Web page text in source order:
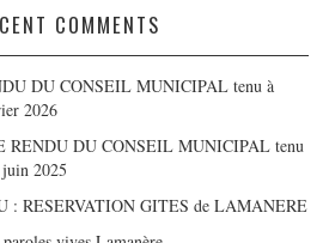
COMMENTS
DU CONSEIL MUNICIPAL tenu à
2026
RENDU DU CONSEIL MUNICIPAL tenu
2025
: RESERVATION GITES de LAMANERE